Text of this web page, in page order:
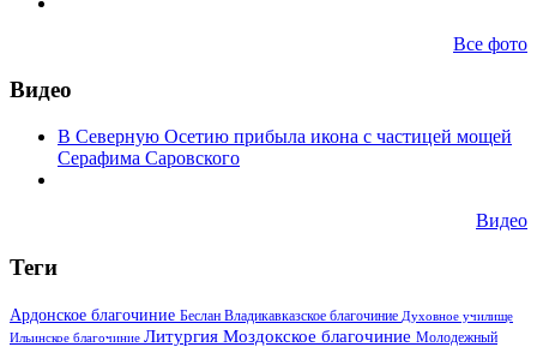
Все фото
Видео
В Северную Осетию прибыла икона с частицей мощей
Серафима Саровского
Видео
Теги
Ардонское благочиние Беслан Владикавказское благочиние Духовное училище
Ильинское благочиние Литургия Моздокское благочиние Молодежный